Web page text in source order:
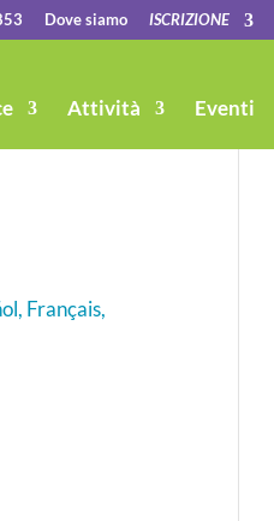
Dove siamo ISCRIZIONE
Attività Eventi
Français,